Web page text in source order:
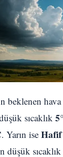
beklenen hava
sıcaklık
. Yarın ise
düşük sıcaklık